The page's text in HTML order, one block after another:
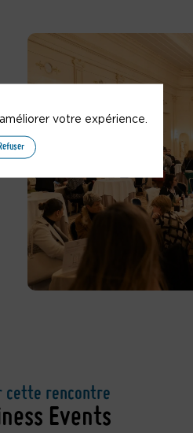
cette rencontre
Events
votre expérience.
Refuser